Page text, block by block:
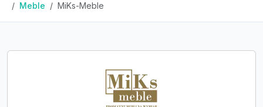
Meble
MiKs-Meble